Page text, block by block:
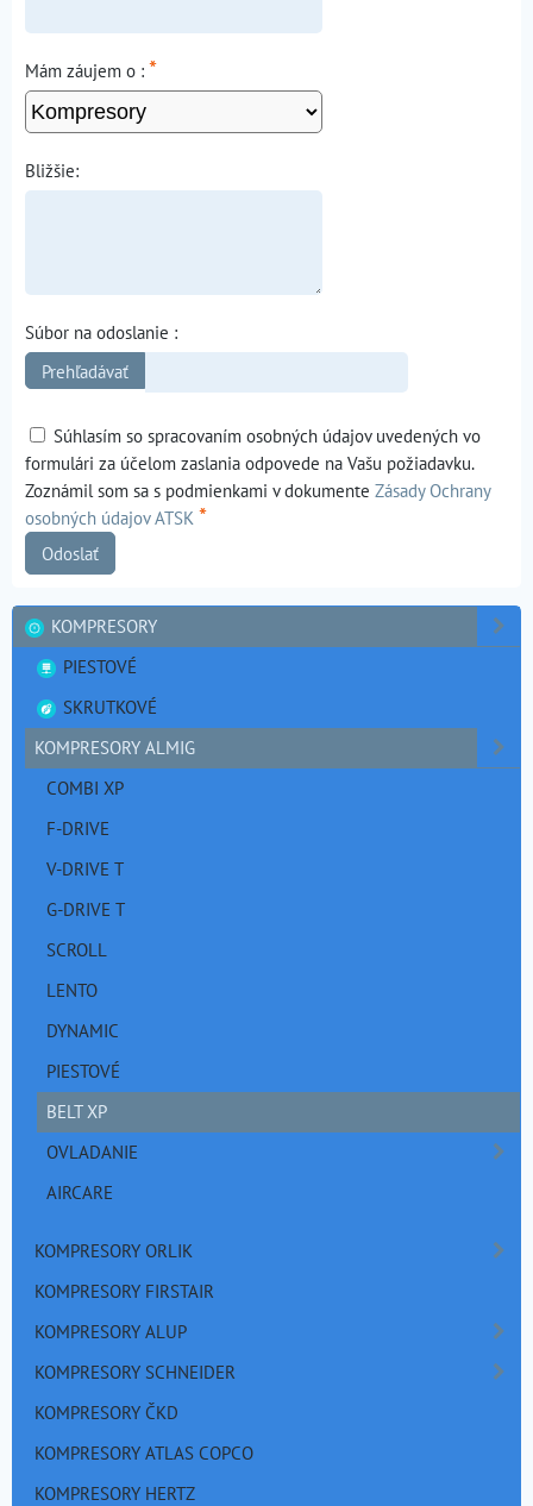
Mám záujem o : *
Bližšie:
Súbor na odoslanie :
Súhlasím so spracovaním osobných údajov uvedených vo
formulári za účelom zaslania odpovede na Vašu požiadavku.
Zoznámil som sa s podmienkami v dokumente Zásady Ochrany
osobných údajov ATSK *
Odoslať
KOMPRESORY
PIESTOVÉ
SKRUTKOVÉ
KOMPRESORY ALMIG
COMBI XP
F-DRIVE
V-DRIVE T
G-DRIVE T
SCROLL
LENTO
DYNAMIC
PIESTOVÉ
BELT XP
OVLADANIE
AIRCARE
KOMPRESORY ORLIK
KOMPRESORY FIRSTAIR
KOMPRESORY ALUP
KOMPRESORY SCHNEIDER
KOMPRESORY ČKD
KOMPRESORY ATLAS COPCO
KOMPRESORY HERTZ